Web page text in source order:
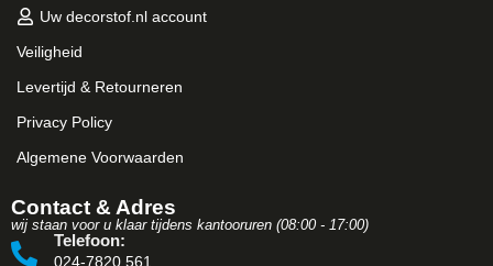
Uw decorstof.nl account
Veiligheid
Levertijd & Retourneren
Privacy Policy
Algemene Voorwaarden
Contact & Adres
wij staan voor u klaar tijdens kantooruren (08:00 - 17:00)
Telefoon:
024-7820 561